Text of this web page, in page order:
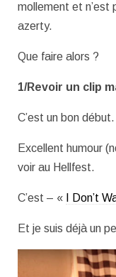
mollement et n’est
azerty.
Que faire alors ?
1/Revoir un clip
C’est un bon début.
Excellent humour
voir au Hellfest.
C’est – « I Don’t
Et je suis déjà un